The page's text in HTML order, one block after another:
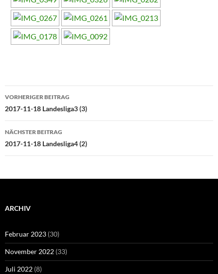
Beitragsnavigation
VORHERIGER BEITRAG
2017-11-18 Landesliga3 (3)
NÄCHSTER BEITRAG
2017-11-18 Landesliga4 (2)
ARCHIV
Februar 2023 (30)
November 2022 (33)
Juli 2022 (8)